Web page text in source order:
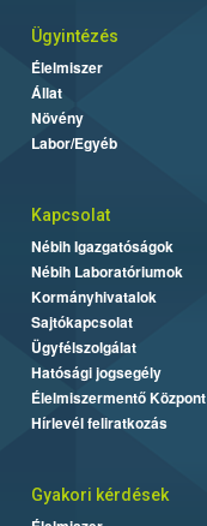
Ügyintézés
Élelmiszer
Állat
Növény
Labor/Egyéb
Kapcsolat
Nébih Igazgatóságok
Nébih Laboratóriumok
Kormányhivatalok
Sajtókapcsolat
Ügyfélszolgálat
Hatósági jogsegély
Élelmiszermentő Központ
Hírlevél feliratkozás
Gyakori kérdések